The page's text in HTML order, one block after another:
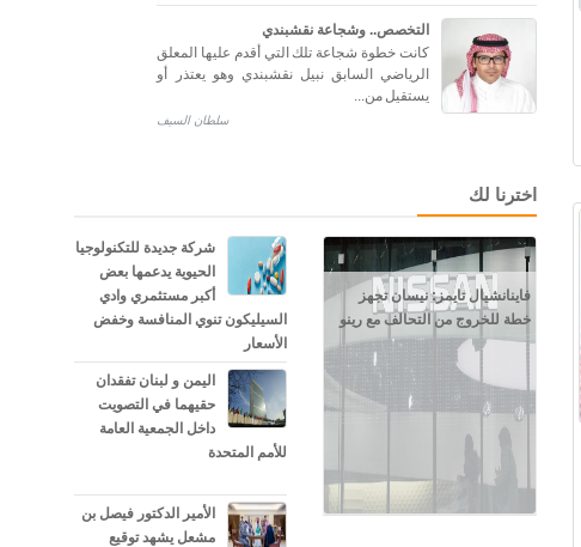
التخصص.. وشجاعة نقشبندي
كانت خطوة شجاعة تلك التي أقدم عليها المعلق
الرياضي السابق نبيل نقشبندي وهو يعتذر أو
يستقيل من...
سلطان السيف
اخترنا لك
فاينانشيال تايمز: نيسان تجهز
خطة للخروج من التحالف مع رينو
شركة جديدة للتكنولوجيا
الحيوية يدعمها بعض
أكبر مستثمري وادي
السيليكون تنوي المنافسة وخفض
الأسعار
اليمن و لبنان تفقدان
حقيهما في التصويت
داخل الجمعية العامة
للأمم المتحدة
الأمير الدكتور فيصل بن
مشعل يشهد توقيع